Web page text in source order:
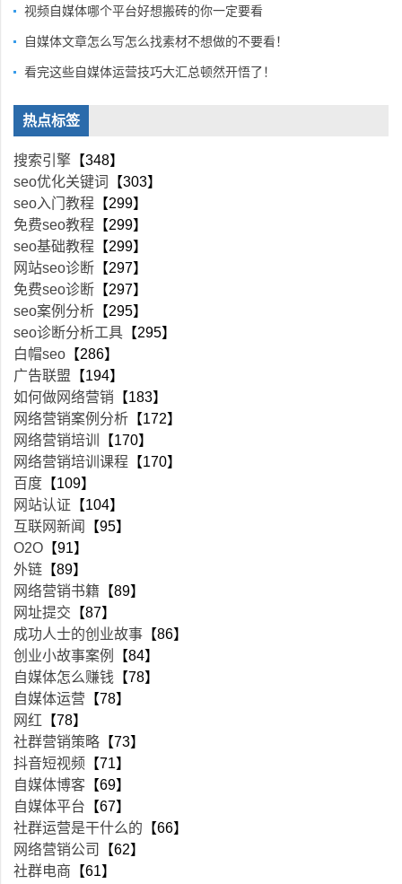
视频自媒体哪个平台好想搬砖的你一定要看
自媒体文章怎么写怎么找素材不想做的不要看！
看完这些自媒体运营技巧大汇总顿然开悟了！
热点标签
搜索引擎 【348】
seo优化关键词
【303】
seo入门教程 【299】
免费seo教程 【299】
seo基础教程 【299】
网站seo诊断 【297】
免费seo诊断 【297】
seo案例分析 【295】
seo诊断分析工具 【295】
白帽seo 【286】
广告联盟 【194】
如何做网络营销 【183】
网络营销案例分析 【172】
网络营销培训
【170】
网络营销培训课程 【170】
百度 【109】
网站认证 【104】
互联网新闻
【95】
O2O 【91】
外链 【89】
网络营销书籍 【89】
网址提交 【87】
成功人士的创业故事 【86】
创业小故事案例
【84】
自媒体怎么赚钱 【78】
自媒体运营 【78】
网红 【78】
社群营销策略 【73】
抖音短视频 【71】
自媒体博客 【69】
自媒体平台 【67】
社群运营是干什么的 【66】
网络营销公司
【62】
社群电商 【61】